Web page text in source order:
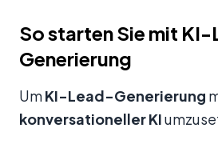
So starten Sie mit
Generierung
UmKI-Lead-Generierung
konversationeller KI